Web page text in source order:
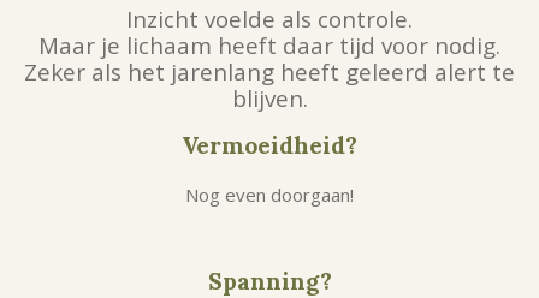
Inzicht voelde als controle.
Maar je lichaam heeft daar tijd voor nodig.
Zeker als het jarenlang heeft geleerd alert te
blijven.
Vermoeidheid?
Nog even doorgaan!
Spanning?